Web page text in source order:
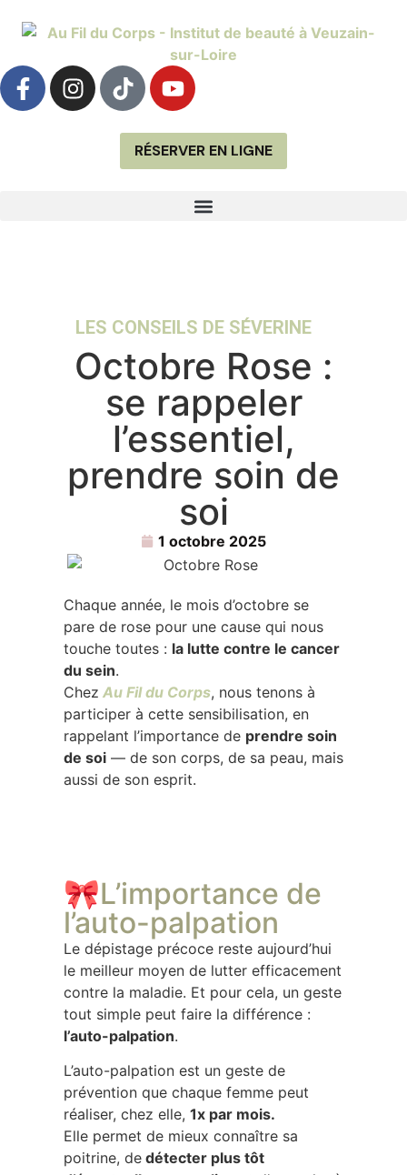
RÉSERVER EN LIGNE
LES CONSEILS DE SÉVERINE
Octobre Rose :
se rappeler
l’essentiel,
prendre soin de
soi
1 octobre 2025
Chaque année, le mois d’octobre se
pare de rose pour une cause qui nous
touche toutes : la lutte contre le cancer
du sein.
Chez Au Fil du Corps, nous tenons à
participer à cette sensibilisation, en
rappelant l’importance de prendre soin
de soi — de son corps, de sa peau, mais
aussi de son esprit.
🎀L’importance de
l’auto-palpation
Le dépistage précoce reste aujourd’hui
le meilleur moyen de lutter efficacement
contre la maladie. Et pour cela, un geste
tout simple peut faire la différence :
l’auto-palpation.
L’auto-palpation est un geste de
prévention que chaque femme peut
réaliser, chez elle, 1x par mois.
Elle permet de mieux connaître sa
poitrine, de détecter plus tôt